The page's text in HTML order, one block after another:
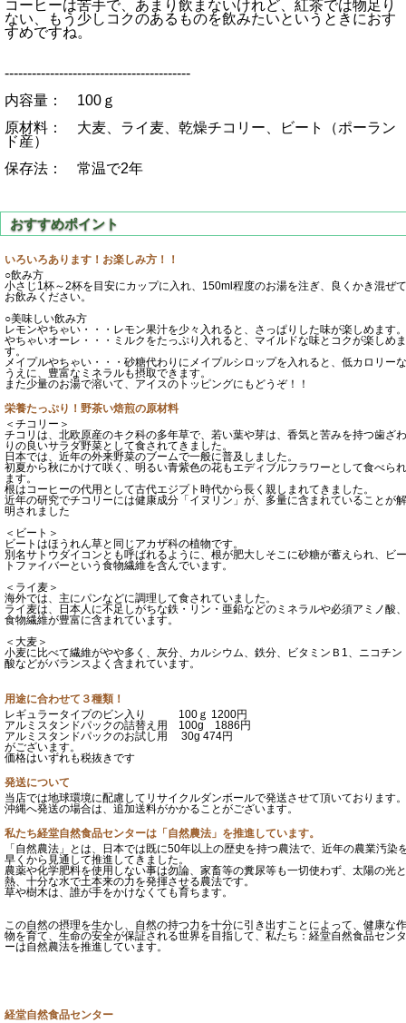
コーヒーは苦手で、あまり飲まないけれど、紅茶では物足り
ない、もう少しコクのあるものを飲みたいというときにおす
すめですね。
-----------------------------------------
内容量： 100ｇ
原材料： 大麦、ライ麦、乾燥チコリー、ビート（ポーラン
ド産）
保存法： 常温で2年
いろいろあります！お楽しみ方！！
○飲み方
小さじ1杯～2杯を目安にカップに入れ、150ml程度のお湯を注ぎ、良くかき混ぜて
お飲みください。
○美味しい飲み方
レモンやちゃい・・・レモン果汁を少々入れると、さっぱりした味が楽しめます。
やちゃいオーレ・・・ミルクをたっぷり入れると、マイルドな味とコクが楽しめま
す。
メイプルやちゃい・・・砂糖代わりにメイプルシロップを入れると、低カロリーな
うえに、豊富なミネラルも摂取できます。
また少量のお湯で溶いて、アイスのトッピングにもどうぞ！！
栄養たっぷり！野茶い焙煎の原材料
＜チコリー＞
チコリは、北欧原産のキク科の多年草で、若い葉や芽は、香気と苦みを持つ歯ざわ
りの良いサラダ野菜として食されてきました。
日本では、近年の外来野菜のブームで一般に普及しました。
初夏から秋にかけて咲く、明るい青紫色の花もエディブルフラワーとして食べられ
ます。
根はコーヒーの代用として古代エジプト時代から長く親しまれてきました。
近年の研究でチコリーには健康成分「イヌリン」が、多量に含まれていることが解
明されました
＜ビート＞
ビートはほうれん草と同じアカザ科の植物です。
別名サトウダイコンとも呼ばれるように、根が肥大しそこに砂糖が蓄えられ、ビー
トファイバーという食物繊維を含んでいます。
＜ライ麦＞
海外では、主にパンなどに調理して食されていました。
ライ麦は、日本人に不足しがちな鉄・リン・亜鉛などのミネラルや必須アミノ酸、
食物繊維が豊富に含まれています。
＜大麦＞
小麦に比べて繊維がやや多く、灰分、カルシウム、鉄分、ビタミンＢ1、ニコチン
酸などがバランスよく含まれています。
用途に合わせて３種類！
レギュラータイプのビン入り 100ｇ 1200円
アルミスタンドパックの詰替え用 100g 1886円
アルミスタンドパックのお試し用 30g 474円
がございます。
価格はいずれも税抜きです
発送について
当店では地球環境に配慮してリサイクルダンボールで発送させて頂いております。
沖縄へ発送の場合は、追加送料がかかることがございます。
私たち経堂自然食品センターは「自然農法」を推進しています。
「自然農法」とは、日本では既に50年以上の歴史を持つ農法で、近年の農業汚染
早くから見通して推進してきました。
農薬や化学肥料を使用しない事は勿論、家畜等の糞尿等も一切使わず、太陽の光と
熱、十分な水で土本来の力を発揮させる農法です。
草や樹木は、誰が手をかけなくても育ちます。
この自然の摂理を生かし、自然の持つ力を十分に引き出すことによって、健康な作
物を育て、生命の安全が保証される世界を目指して、私たち：経堂自然食品センタ
ーは自然農法を推進しています。
経堂自然食品センター